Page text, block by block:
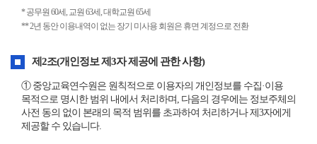
인
정
처
리
방
침
* 공무원 60세, 교원 63세, 대학교원 65세
** 2년 동안 이용내역이 없는 장기 미사용 회원은 휴면 계정으로 전환
제2조(개인정보 제3자 제공에 관한 사항)
① 중앙교육연수원은 원칙적으로 이용자의 개인정보를 수집·이용
목적으로 명시한 범위 내에서 처리하며, 다음의 경우에는 정보주체의
사전 동의 없이 본래의 목적 범위를 초과하여 처리하거나 제3자에게
제공할 수 있습니다.